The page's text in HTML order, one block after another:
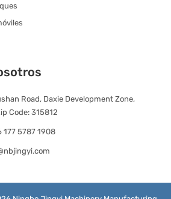
Road, Daxie Development Zone,
Code: 315812
177 5787 1908